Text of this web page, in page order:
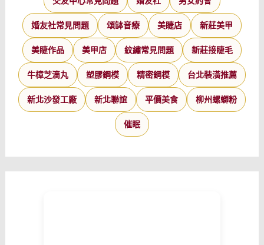
婚友社常見問題 頌缽音療 美睫店 新莊美甲
美睫作品 美甲店 紋繡常見問題 新莊接睫毛
牛樟芝滴丸 塑膠鋼模 精密鋼模 台北裝潢推薦
新北沙發工廠 新北聯誼 平價美食 柳州螺螄粉
催眠